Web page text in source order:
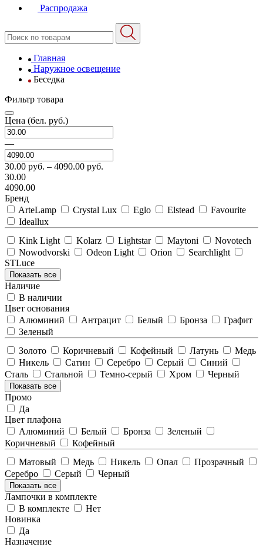
Распродажа
Главная
Наружное освещение
Беседка
Фильтр товара
Цена (бел. руб.)
—
30.00 руб. – 4090.00 руб.
30.00
4090.00
Бренд
ArteLamp
Crystal Lux Eglo Elstead
Favourite
Ideallux
Kink Light
Kolarz Lightstar Maytoni
Novotech
Nowodvorski
Odeon Light Orion
Searchlight
STLuce
Показать все
Наличие
В наличии
Цвет основания
Алюминий
Антрацит Белый Бронза
Графит
Зеленый
Золото
Коричневый Кофейный Латунь
Медь
Никель
Сатин Серебро Серый
Синий
Сталь
Стальной Темно-серый Хром Черный
Показать все
Промо
Да
Цвет плафона
Алюминий
Белый Бронза
Зеленый
Коричневый
Кофейный
Матовый
Медь Никель Опал
Прозрачный
Серебро
Серый Черный
Показать все
Лампочки в комплекте
В комплекте
Нет
Новинка
Да
Назначение